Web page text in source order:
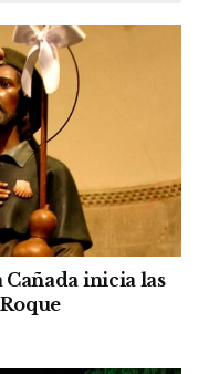
inicia las